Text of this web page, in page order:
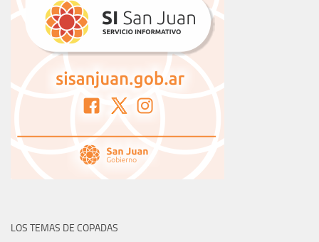
LOS TEMAS DE COPADAS